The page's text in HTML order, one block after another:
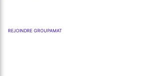
REJOINDRE GROUPAMAT